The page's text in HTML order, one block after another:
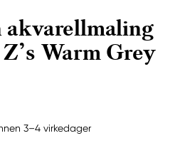
Warm Grey
3–4 virkedager